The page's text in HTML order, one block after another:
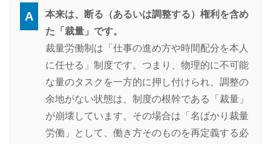
A
本来は、断る（あるいは調整する）権利を含め
た「裁量」です。
裁量労働制は「仕事の進め方や時間配分を本人
に任せる」制度です。つまり、物理的に不可能
な量のタスクを一方的に押し付けられ、調整の
余地がない状態は、制度の根幹である「裁量」
が崩壊しています。その場合は「名ばかり裁量
労働」として、働き方そのものを再定義する必